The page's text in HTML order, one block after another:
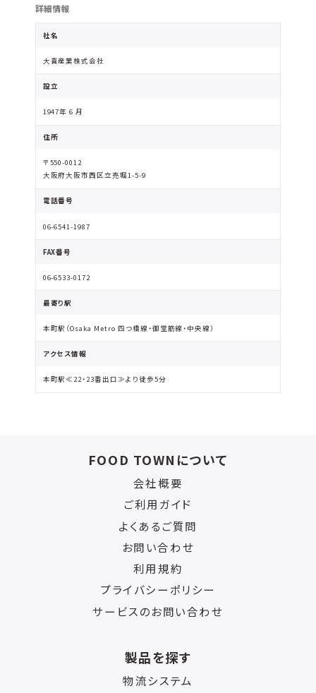
詳細情報
社名
大喜産業株式会社
設立
1947年 6 月
住所
〒550-0012
大阪府大阪市西区立売堀1-5-9
電話番号
06-6541-1987
FAX番号
06-6533-0172
最寄り駅
本町駅（Osaka Metro 四つ橋線・御堂筋線・中央線）
アクセス情報
本町駅≪22・23番出口≫より徒歩5分
FOOD TOWNについて
会社概要
ご利用ガイド
よくあるご質問
お問い合わせ
利用規約
プライバシーポリシー
サービスのお問い合わせ
製品を探す
物流システム